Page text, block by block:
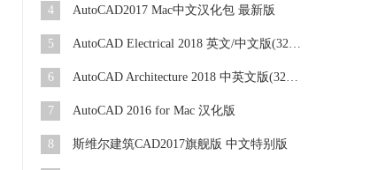
4 AutoCAD2017 Mac中文汉化包 最新版
5 AutoCAD Electrical 2018 英文/中文版(32位/64位)
6 AutoCAD Architecture 2018 中英文版(32位/64位)
7 AutoCAD 2016 for Mac 汉化版
8 斯维尔建筑CAD2017旗舰版 中文特别版